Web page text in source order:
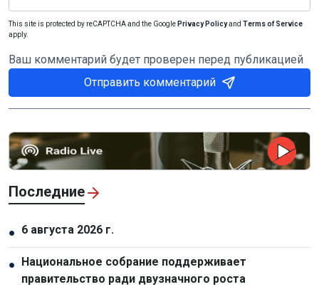
This site is protected by reCAPTCHA and the Google Privacy Policyand Terms of Service
apply.
Ваш комментарий будет проверен перед публикацией
Отправить комментарий
Последние
● 6 августа 2026 г.
●
Национальное собрание поддерживает
правительство ради двузначного роста